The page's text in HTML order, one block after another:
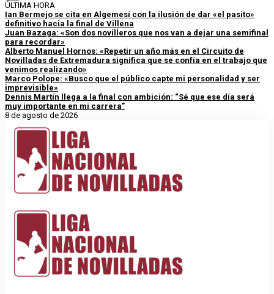
ÚLTIMA HORA
Ian Bermejo se cita en Algemesí con la ilusión de dar «el pasito»
definitivo hacia la final de Villena
Juan Bazaga: «Son dos novilleros que nos van a dejar una semifinal
para recordar»
Alberto Manuel Hornos: «Repetir un año más en el Circuito de
Novilladas de Extremadura significa que se confía en el trabajo que
venimos realizando»
Marco Polope: «Busco que el público capte mi personalidad y ser
imprevisible»
Dennis Martín llega a la final con ambición: “Sé que ese día será
muy importante en mi carrera”
8 de agosto de 2026